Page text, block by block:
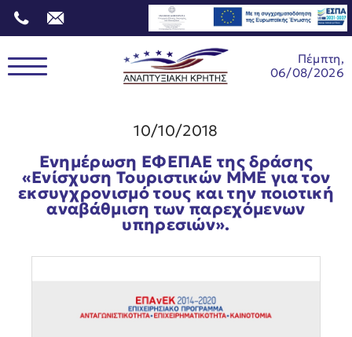
Πέμπτη,
06/08/2026
10/10/2018
Ενημέρωση ΕΦΕΠΑΕ της δράσης
«Ενίσχυση Τουριστικών ΜΜΕ για τον
εκσυγχρονισμό τους και την ποιοτική
αναβάθμιση των παρεχόμενων
υπηρεσιών».